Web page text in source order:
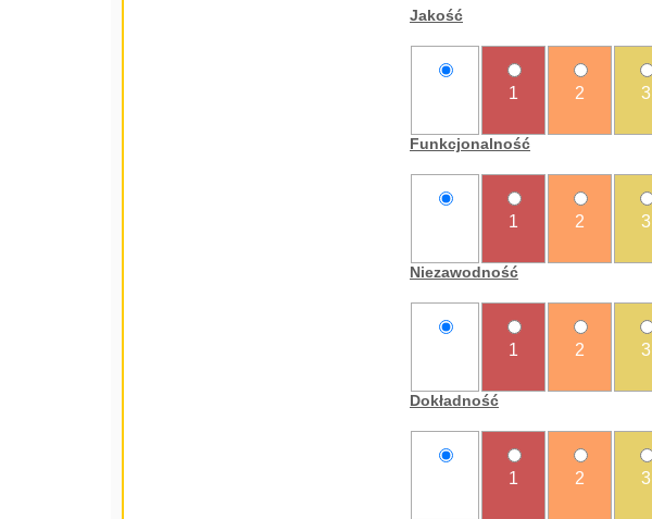
Jakość
1 2 3
Funkcjonalność
1 2 3
Niezawodność
1 2 3
Dokładność
1 2 3